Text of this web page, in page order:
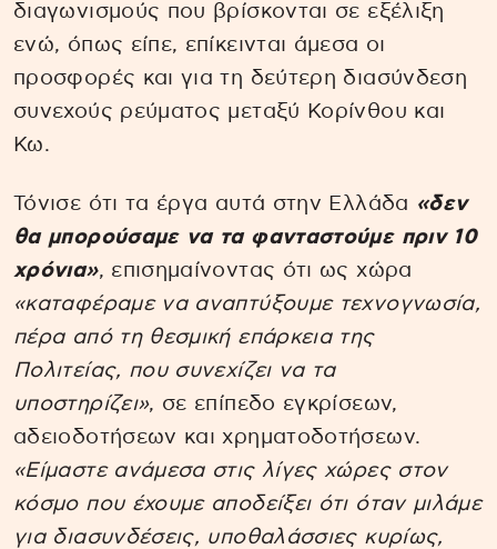
διαγωνισμούς που βρίσκονται σε εξέλιξη
ενώ, όπως είπε, επίκεινται άμεσα οι
προσφορές και για τη δεύτερη διασύνδεση
συνεχούς ρεύματος μεταξύ Κορίνθου και
Κω.
Τόνισε ότι τα έργα αυτά στην Ελλάδα «δεν
θα μπορούσαμε να τα φανταστούμε πριν 10
χρόνια», επισημαίνοντας ότι ως χώρα
«καταφέραμε να αναπτύξουμε τεχνογνωσία,
πέρα από τη θεσμική επάρκεια της
Πολιτείας, που συνεχίζει να τα
υποστηρίζει», σε επίπεδο εγκρίσεων,
αδειοδοτήσεων και χρηματοδοτήσεων.
«Είμαστε ανάμεσα στις λίγες χώρες στον
κόσμο που έχουμε αποδείξει ότι όταν μιλάμε
για διασυνδέσεις, υποθαλάσσιες κυρίως,